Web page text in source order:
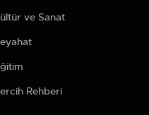
ve Sanat
Rehberi